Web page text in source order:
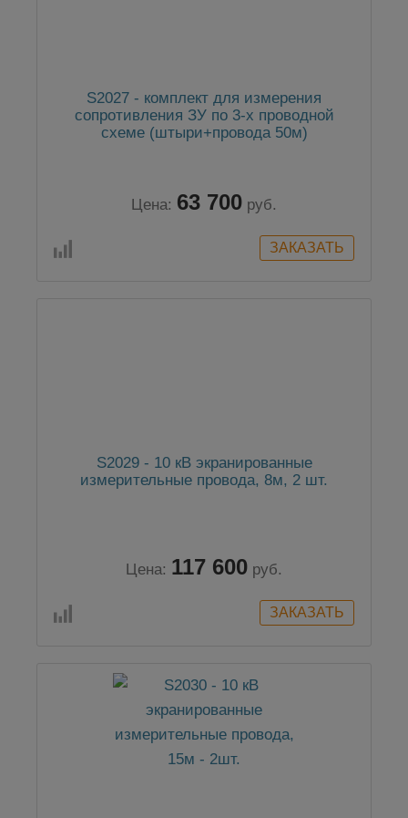
S2027 - комплект для измерения
сопротивления ЗУ по 3-х проводной
схеме (штыри+провода 50м)
Цена: 63 700 руб.
S2029 - 10 кВ экранированные
измерительные провода, 8м, 2 шт.
Цена: 117 600 руб.